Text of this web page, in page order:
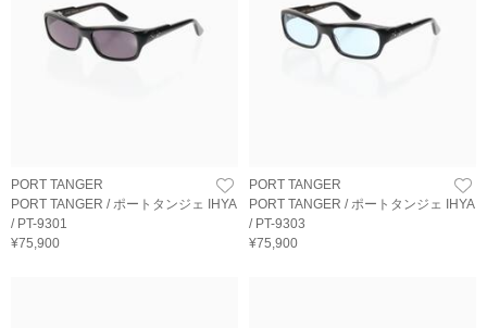
PORT TANGER
PORT TANGER / ポートタンジェ IHYA
/ PT-9301
¥75,900
PORT TANGER
PORT TANGER / ポートタンジェ IHYA
/ PT-9303
¥75,900